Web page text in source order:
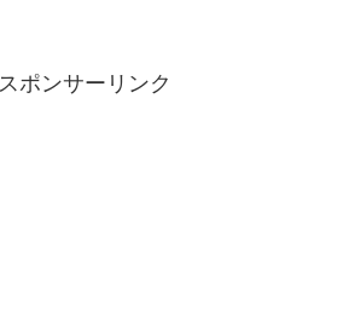
スポンサーリンク